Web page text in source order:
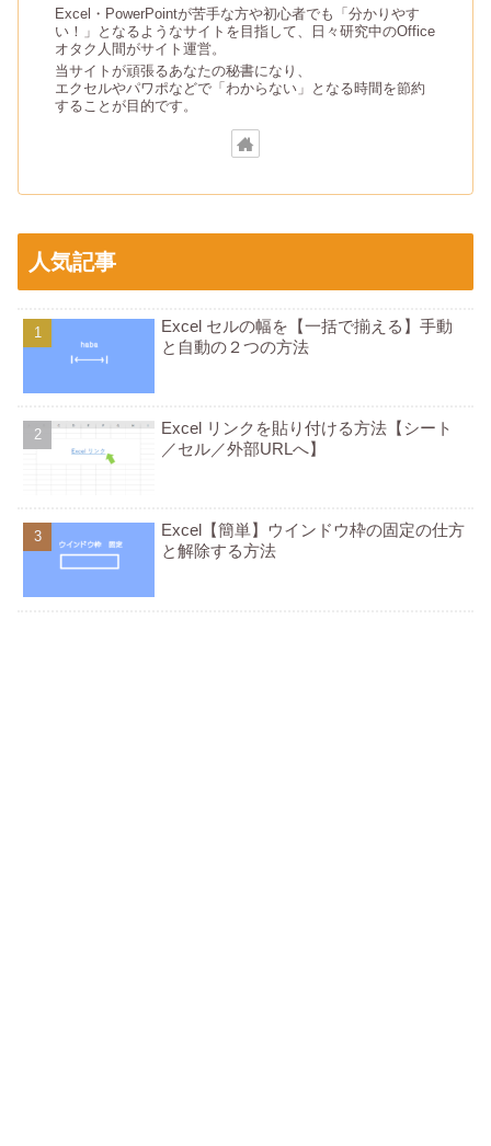
Excel・PowerPointが苦手な方や初心者でも「分かりやす
い！」となるようなサイトを目指して、日々研究中のOffice
オタク人間がサイト運営。
当サイトが頑張るあなたの秘書になり、
エクセルやパワポなどで「わからない」となる時間を節約
することが目的です。
人気記事
Excel セルの幅を【一括で揃える】手動
と自動の２つの方法
Excel リンクを貼り付ける方法【シート
／セル／外部URLへ】
Excel【簡単】ウインドウ枠の固定の仕方
と解除する方法